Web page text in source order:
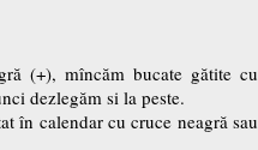
(+), mîncăm bucate gătite cu
dezlegăm si la peste.
în calendar cu cruce neagră sau